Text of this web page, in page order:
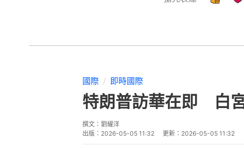
國際 即時國際
特朗普訪華在即 白
撰文： 劉耀洋
出版： 2026-05-05 11:32 更新： 2026-05-05 11:32